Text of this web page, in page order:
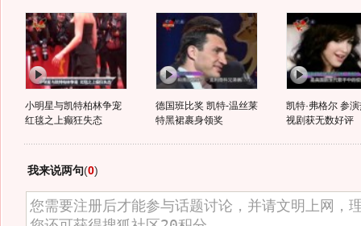
小明星与凯特柏林争宠
红毯之上癫狂失态
德国班比奖 凯特-温丝莱
特黑裙裹身领奖
凯特·弗格尔 参
视剧获无数好评
我来说两句(0)